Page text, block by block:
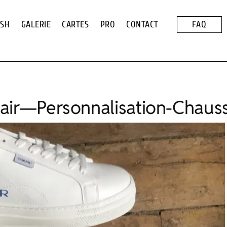
GALERIE CARTES PRO CONTACT FAQ